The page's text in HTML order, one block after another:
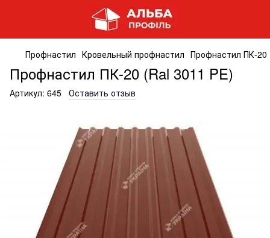
Профнастил Кровельный профнастил Профнастил ПК-20
Профнастил ПК-20 (Ral 3011 PE)
Артикул: 645 Оставить отзыв